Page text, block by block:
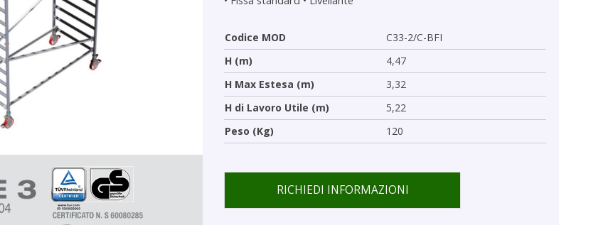
Codice MOD
C33-2/C-BFI
H (m)
4,47
H Max Estesa (m)
3,32
H di Lavoro Utile (m)
5,22
Peso (Kg)
120
RICHIEDI INFORMAZIONI